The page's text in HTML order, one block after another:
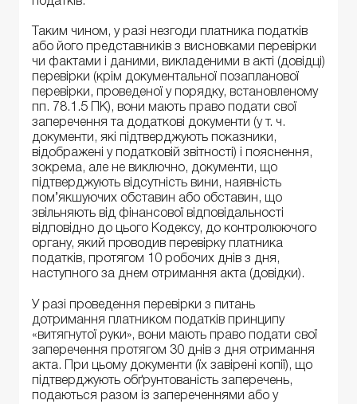
Таким чином, у разі незгоди платника податків
або його представників з висновками перевірки
чи фактами і даними, викладеними в акті (довідці)
перевірки (крім документальної позапланової
перевірки, проведеної у порядку, встановленому
пп. 78.1.5 ПК), вони мають право подати свої
заперечення та додаткові документи (у т. ч.
документи, які підтверджують показники,
відображені у податковій звітності) і пояснення,
зокрема, але не виключно, документи, що
підтверджують відсутність вини, наявність
пом’якшуючих обставин або обставин, що
звільняють від фінансової відповідальності
відповідно до цього Кодексу, до контролюючого
органу, який проводив перевірку платника
податків, протягом 10 робочих днів з дня,
наступного за днем отримання акта (довідки).
У разі проведення перевірки з питань
дотримання платником податків принципу
«витягнутої руки», вони мають право подати свої
заперечення протягом 30 днів з дня отримання
акта. При цьому документи (їх завірені копії), що
підтверджують обґрунтованість заперечень,
подаються разом із запереченнями або у